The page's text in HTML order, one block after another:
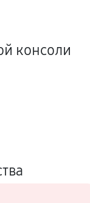
консоли